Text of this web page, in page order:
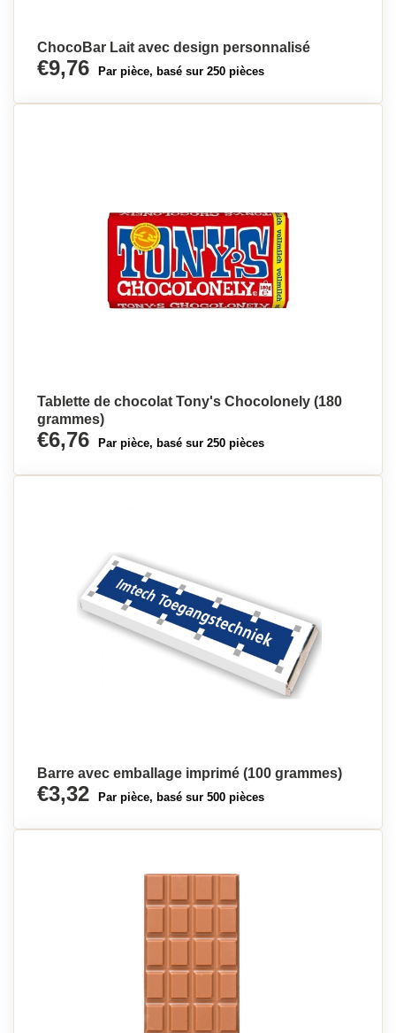
ChocoBar Lait avec design personnalisé
€9,76 Par pièce, basé sur 250 pièces
Tablette de chocolat Tony's Chocolonely (180
grammes)
€6,76 Par pièce, basé sur 250 pièces
Barre avec emballage imprimé (100 grammes)
€3,32 Par pièce, basé sur 500 pièces